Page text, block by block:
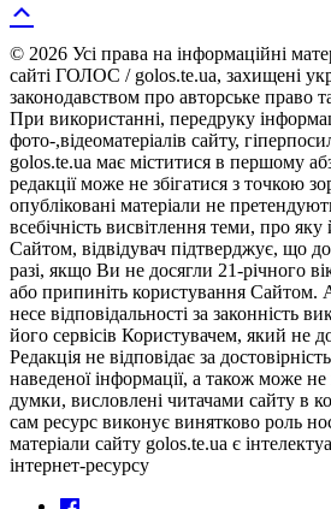
© 2026 Усі права на інформаційні
сайті ГОЛОС / golos.te.ua, захищені
законодавством про авторське право
При використанні, передруку
фото-,відеоматеріалів сайту,
golos.te.ua має міститися в першому
редакції може не збігатися з точкою
опубліковані матеріали не
всебічність висвітлення теми, про
Сайтом, відвідувач підтверджує, що
разі, якщо Ви не досягли 21-річного
або припиніть користування Сайтом.
несе відповідальності за законність
його сервісів Користувачем, який не
Редакція не відповідає за
наведеної інформації, а також може не
думки, висловлені читачами сайту в
сам ресурс виконує винятково роль
матеріали сайту golos.te.ua є
інтернет-ресурсу